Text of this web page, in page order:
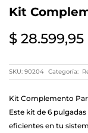
Kit
$ 28.599,95
SKU: 90204 Categoría:
Kit Complemento
Este kit de 6
eficientes en tu